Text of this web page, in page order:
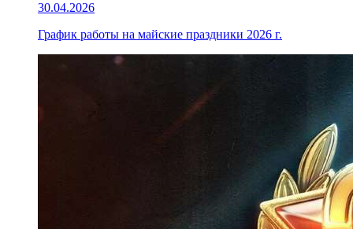
30.04.2026
График работы на майские праздники 2026 г.